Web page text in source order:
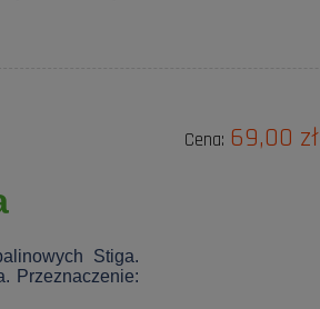
Stiga.
Przeznaczenie:
Cena: 69,00 zł